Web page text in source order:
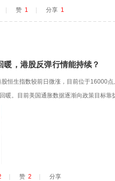
赞 1 分享 1
暖，港股反弹行情能持续？
恒生指数较前日微涨，目前位于16000
暖。目前美国通胀数据逐渐向政策目标
是更长时间维度来看，港股表现还应关
赞 2 分享